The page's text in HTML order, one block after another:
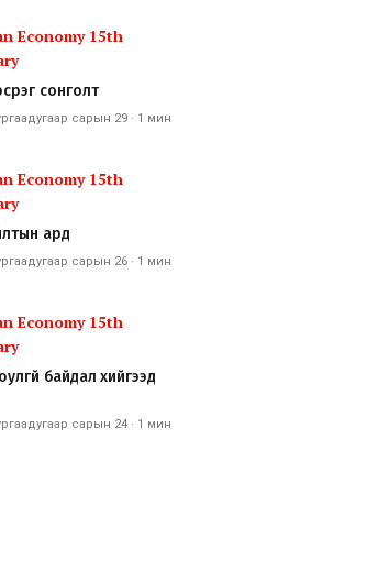
Economy 15th
сонголт
сарын 29 · 1 мин
Economy 15th
ард
сарын 26 · 1 мин
Economy 15th
байдал хийгээд
сарын 24 · 1 мин